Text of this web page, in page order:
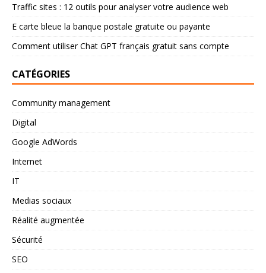
Traffic sites : 12 outils pour analyser votre audience web
E carte bleue la banque postale gratuite ou payante
Comment utiliser Chat GPT français gratuit sans compte
CATÉGORIES
Community management
Digital
Google AdWords
Internet
IT
Medias sociaux
Réalité augmentée
Sécurité
SEO